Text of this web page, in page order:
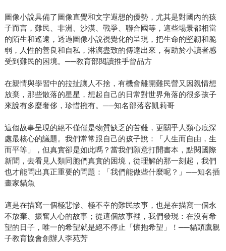
圖像小說具備了圖像直覺和文字遐想的優勢，尤其是對國內的孩
子而言，難民、非洲、沙漠、戰爭、聯合國等，這些場景都相當
的陌生和遙遠，透過圖像小說視覺化的呈現，把生命的堅韌和脆
弱，人性的善良和自私，淋漓盡致的傳達出來，有助於小讀者感
受到難民的困境。──教育部閱讀推手曾品方
在親情與學習中的拉扯讓人不捨，有機會離開難民營又因親情想
放棄，那些散落的星星，想起自己的日常對世界角落的很多孩子
來說有多麼奢侈，珍惜擁有。──知名部落客凱莉哥
這個故事呈現的絕不僅僅是物質缺乏的苦難，更關乎人類心底深
處最核心的議題。我們常常跟自己的孩子說：「人生而自由，生
而平等」，但真實卻是如此嗎？當我們願意打開書本，點閱國際
新聞，去看見人類同胞們真實的困境，從理解的那一刻起，我們
也才能問出真正重要的問題：「我們能做些什麼呢？」──知名插
畫家貓魚
這是在描寫一個極悲慘、極不幸的難民故事，也是在描寫一個永
不放棄、振奮人心的故事；從這個故事裡，我們發現：在沒有希
望的日子，唯一的希望就是絕不停止「懷抱希望」！──貓頭鷹親
子教育協會創辦人李苑芳